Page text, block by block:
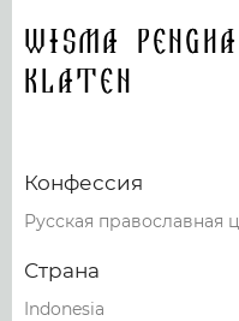
Wisma
Klaten
Конфессия
Русская православная
Страна
Indonesia